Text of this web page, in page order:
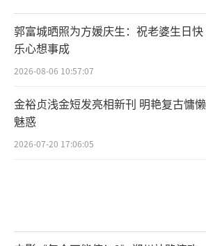
郭富城晒照为方媛庆生：祝老婆生日快
乐心想事成
2026-08-06 10:57:07
金裕贞浅金短发亮相新刊 明艳复古慵懒
魅惑
2026-07-20 17:06:05